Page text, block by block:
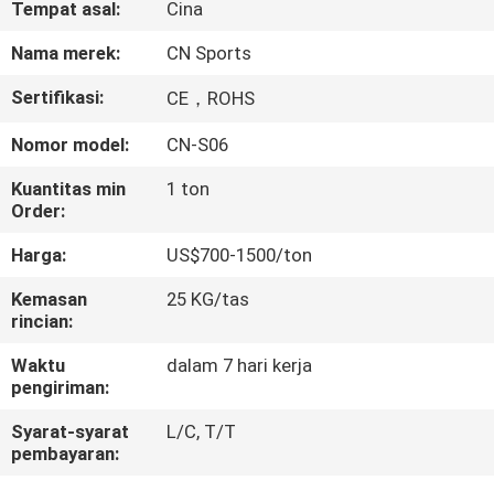
TENTANG
KAMI
TUR
PABRIK
KONTROL
KUALITAS
HUBUNGI
KAMI
PERMINTAAN
Tempat asal:
Cina
Nama merek:
CN Sports
Sertifikasi:
CE，ROHS
Nomor model:
CN-S06
Kuantitas min
Order:
1 ton
Harga:
US$700-1500/ton
Kemasan
rincian:
25 KG/tas
Waktu
pengiriman:
dalam 7 hari kerja
Syarat-syarat
pembayaran:
L/C, T/T